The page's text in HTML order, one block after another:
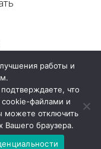
д. 4а, стр. 1
работы и
что
cookie-файлами и
можете отключить
Вашего браузера.